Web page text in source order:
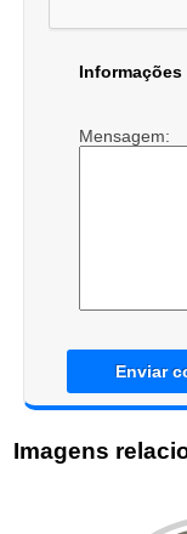
Mensagem:
Enviar
Imagens